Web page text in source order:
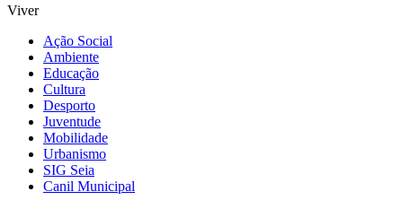
Viver
Ação Social
Ambiente
Educação
Cultura
Desporto
Juventude
Mobilidade
Urbanismo
SIG Seia
Canil Municipal